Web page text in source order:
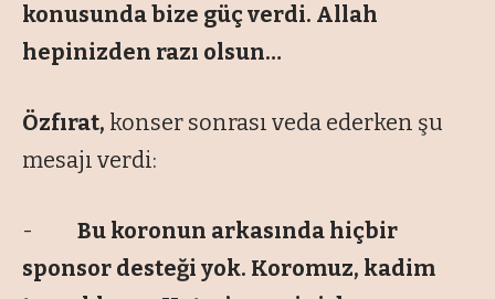
konusunda bize güç verdi. Allah
hepinizden razı olsun…
Özfırat, konser sonrası veda ederken şu
mesajı verdi:
- Bu koronun arkasında hiçbir
sponsor desteği yok. Koromuz, kadim